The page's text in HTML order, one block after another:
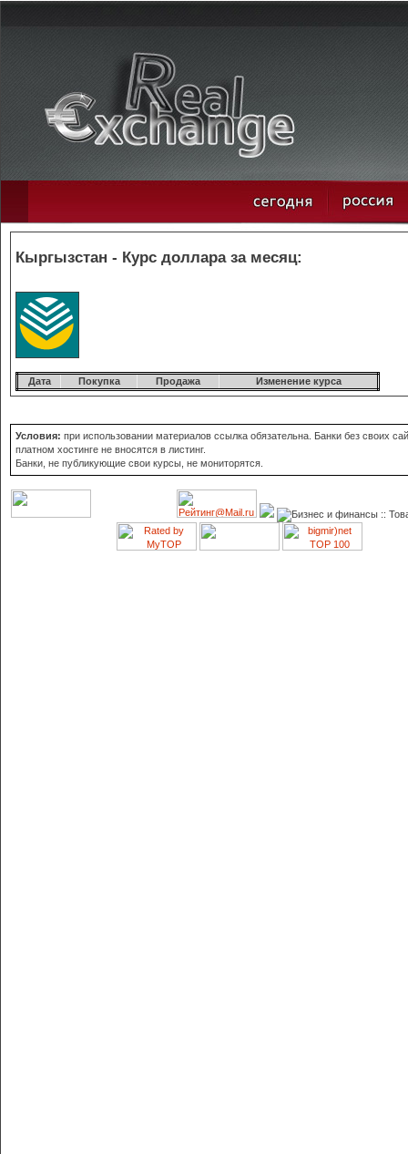
Кыргызстан - Курс доллара за месяц:
Дата Покупка Продажа Изменение курса
Условия: при использовании материалов ссылка обязательна. Банки без своих
платном хостинге не вносятся в листинг.
Банки, не публикующие свои курсы, не мониторятся.